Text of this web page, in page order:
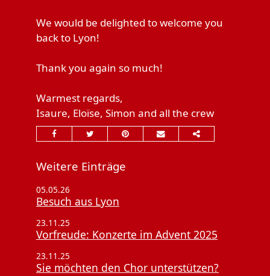
We would be delighted to welcome you
back to Lyon!
Thank you again so much!
Warmest regards,
Isaure, Eloïse, Simon and all the crew
Weitere Einträge
05.05.26
Besuch aus Lyon
23.11.25
Vorfreude: Konzerte im Advent 2025
23.11.25
Sie möchten den Chor unterstützen?